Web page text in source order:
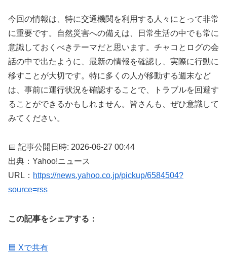
今回の情報は、特に交通機関を利用する人々にとって非常
に重要です。自然災害への備えは、日常生活の中でも常に
意識しておくべきテーマだと思います。チャコとログの会
話の中で出たように、最新の情報を確認し、実際に行動に
移すことが大切です。特に多くの人が移動する週末など
は、事前に運行状況を確認することで、トラブルを回避す
ることができるかもしれません。皆さんも、ぜひ意識して
みてください。
📅 記事公開日時: 2026-06-27 00:44
出典：Yahoo!ニュース
URL： https://news.yahoo.co.jp/pickup/6584504?
source=rss
この記事をシェアする：
🟦 Xで共有